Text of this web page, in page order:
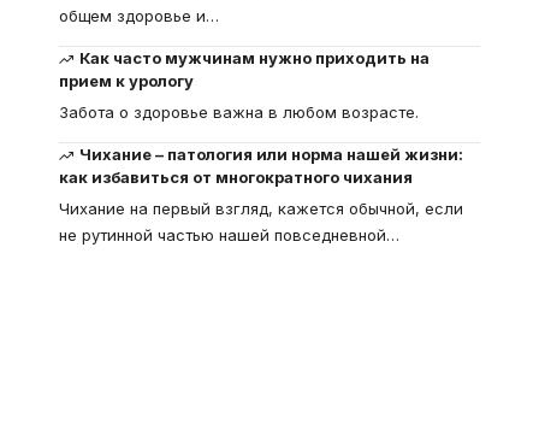
общем здоровье и…
Как часто мужчинам нужно приходить на
прием к урологу
Забота о здоровье важна в любом возрасте.
Чихание – патология или норма нашей жизни:
как избавиться от многократного чихания
Чихание на первый взгляд, кажется обычной, если
не рутинной частью нашей повседневной…